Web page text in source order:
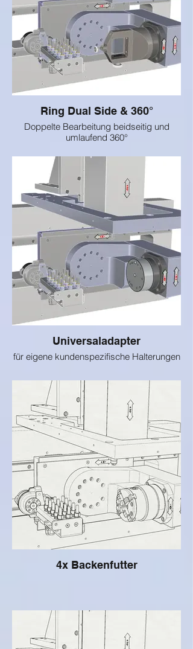
Ring Dual Side & 360°
Doppelte Bearbeitung beidseitig und
umlaufend 360°
Universaladapter
für eigene kundenspezifische Halterungen
4x Backenfutter